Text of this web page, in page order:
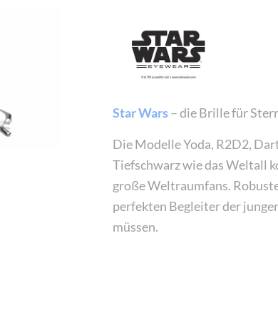
Star Wars – die Brille für
Die Modelle Yoda, R2D2,
Tiefschwarz wie das Weltall
große Weltraumfans.
perfekten Begleiter der
müssen.